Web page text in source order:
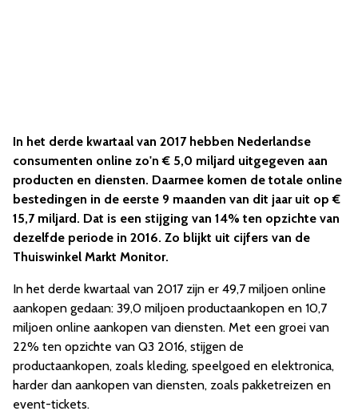
In het derde kwartaal van 2017 hebben Nederlandse
consumenten online zo'n € 5,0 miljard uitgegeven aan
producten en diensten. Daarmee komen de totale online
bestedingen in de eerste 9 maanden van dit jaar uit op €
15,7 miljard. Dat is een stijging van 14% ten opzichte van
dezelfde periode in 2016. Zo blijkt uit cijfers van de
Thuiswinkel Markt Monitor.
In het derde kwartaal van 2017 zijn er 49,7 miljoen online
aankopen gedaan: 39,0 miljoen productaankopen en 10,7
miljoen online aankopen van diensten. Met een groei van
22% ten opzichte van Q3 2016, stijgen de
productaankopen, zoals kleding, speelgoed en elektronica,
harder dan aankopen van diensten, zoals pakketreizen en
event-tickets.